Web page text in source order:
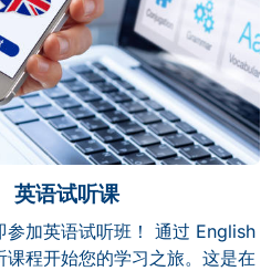
英语试听课
参加英语试听班！ 通过 English
程开始您的学习之旅。这是在